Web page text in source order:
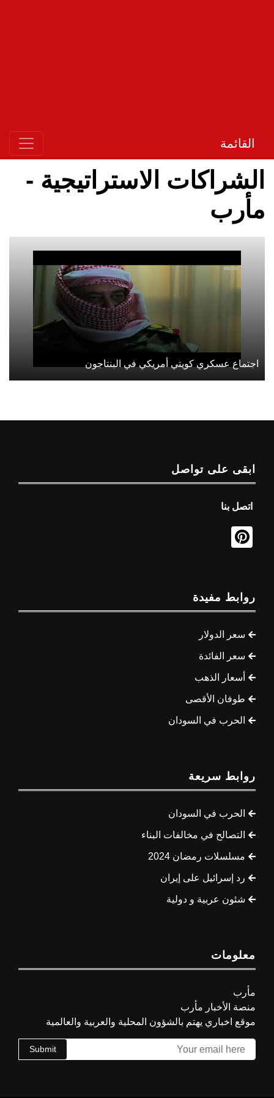
القائمة
الشراكات الاستراتيجية -
مأرب
اجتماع عسكري كويتي أمريكي في البنتاجون
ابقى على تواصل
اتصل بنا
روابط مفيدة
سعر الدولار
سعر الفائدة
أسعار الذهب
طوفان الأقصى
الحرب في السودان
روابط سريعة
الحرب في السودان
التصالح في مخالفات البناء
مسلسلات رمضان 2024
رد إسرائيل على إيران
شئون عربية و دولية
معلومات
مأرب
منصة الأخبار مأرب
موقع اخباري يهتم بالشؤون المحلية والعربية والعالمية
Submit